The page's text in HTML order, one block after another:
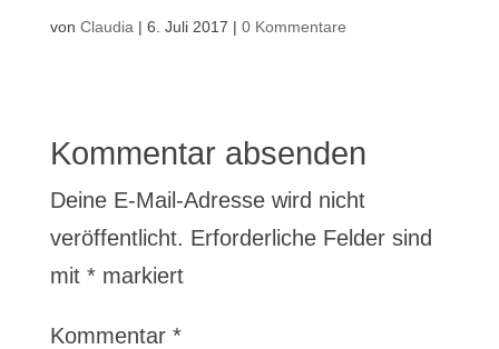
von Claudia | 6. Juli 2017 | 0 Kommentare
Kommentar absenden
Deine E-Mail-Adresse wird nicht
veröffentlicht. Erforderliche Felder sind
mit *markiert
Kommentar *